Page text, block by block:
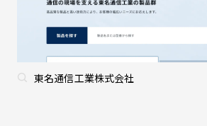
東名通信工業株式会社